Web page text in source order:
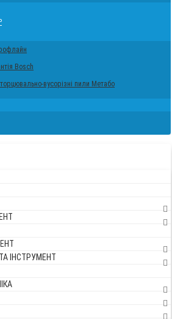
Bosch
вусорізні пили Метабо
ІНСТРУМЕНТ